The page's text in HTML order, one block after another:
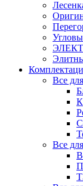
Все
Все